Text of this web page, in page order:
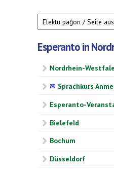
Esperanto in
Nordrhein-
✉ Sprachkurs
Esperanto-
Bielefeld
Bochum
Düsseldorf